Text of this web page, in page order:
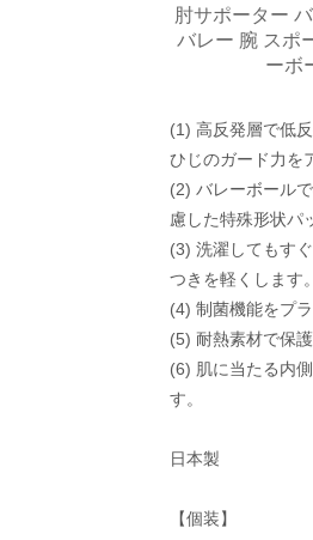
肘サポーター
バレー 腕 スポ
ーボ
(1) 高反発層で低
ひじのガード力を
(2) バレーボール
慮した特殊形状パ
(3) 洗濯してもす
つきを軽くします。
(4) 制菌機能をプ
(5) 耐熱素材で保
(6) 肌に当たる内
す。
日本製
【個装】